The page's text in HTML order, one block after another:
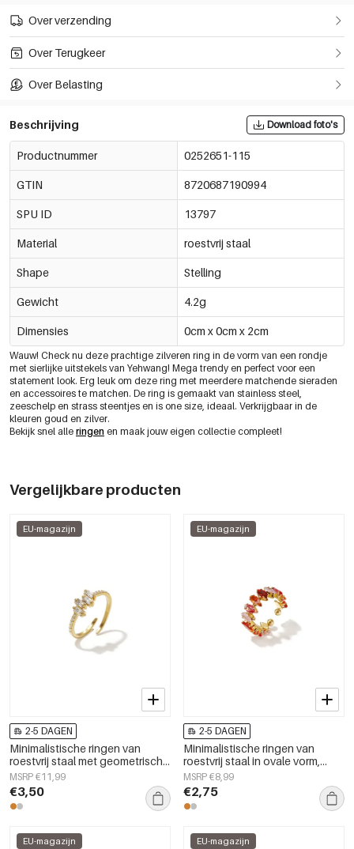
Over verzending
Over Terugkeer
Over Belasting
Beschrijving Download foto's
Productnummer 0252651-115
GTIN 8720687190994
SPU ID 13797
Material roestvrij staal
Shape Stelling
Gewicht 4.2g
Dimensies 0cm x 0cm x 2cm
Wauw! Check nu deze prachtige zilveren ring in de vorm van een rondje
met sierlijke uitstekels van Yehwang! Mega trendy en perfect voor een
statement look. Erg leuk om deze ring met meerdere matchende sieraden
en accessoires te matchen. De ring is gemaakt van stainless steel,
zeeschelp en strass steentjes en is one size, ideaal. Verkrijgbaar in de
kleuren goud en zilver.
Bekijk snel alle ringen en maak jouw eigen collectie compleet!
Vergelijkbare producten
EU-magazijn
2-5 DAGEN
Minimalistische ringen van
roestvrij staal met geometrische
vormen, eenvoudige,
alledaagse serie voor dames.
MSRP €11,99
€3,50
EU-magazijn
2-5 DAGEN
Minimalistische ringen van
roestvrij staal in ovale vorm,
casual en eenvoudig voor
dagelijks gebruik, dames
sieraden
MSRP €8,99
€2,75
EU-magazijn EU-magazijn